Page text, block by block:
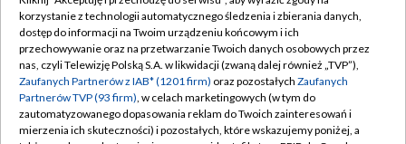
TVP
Abonament TVP
Emisja w TVP
Centrum informacji TVP
Naziemna Telewizja Cyfrowa
Regulamin TVP
Polityka prywatności
Moje zgody
korzystanie z technologii automatycznego śledzenia i zbierania danych,
dostęp do informacji na Twoim urządzeniu końcowym i ich
przechowywanie oraz na przetwarzanie Twoich danych osobowych przez
nas, czyli Telewizję Polską S.A. w likwidacji (zwaną dalej również „TVP”),
Zaufanych Partnerów z IAB* (1201 firm) oraz pozostałych Zaufanych
Partnerów TVP (93 firm), w celach marketingowych (w tym do
zautomatyzowanego dopasowania reklam do Twoich zainteresowań i
mierzenia ich skuteczności) i pozostałych, które wskazujemy poniżej, a